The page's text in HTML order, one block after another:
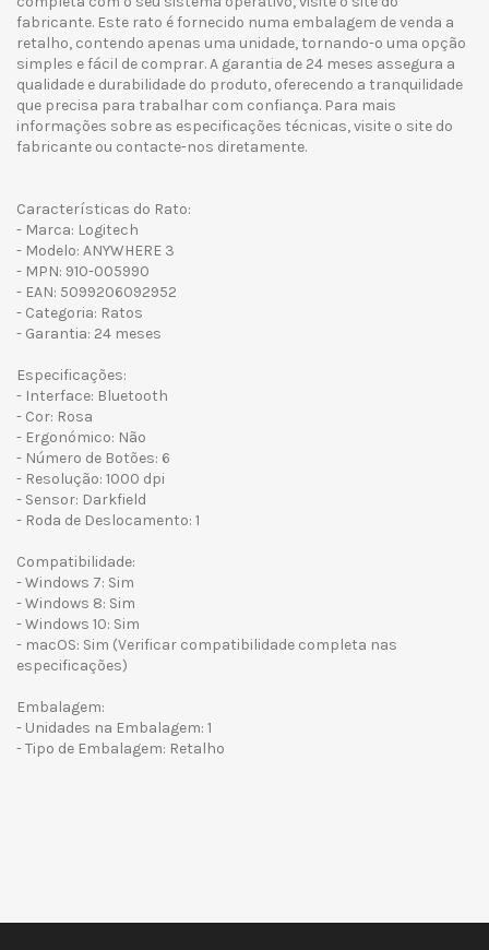
fabricante. Este rato é fornecido numa embalagem de venda a
retalho, contendo apenas uma unidade, tornando-o uma opção
simples e fácil de comprar. A garantia de 24 meses assegura a
qualidade e durabilidade do produto, oferecendo a tranquilidade
que precisa para trabalhar com confiança. Para mais
informações sobre as especificações técnicas, visite o site do
fabricante ou contacte-nos diretamente.
Características do Rato:
- Marca: Logitech
- Modelo: ANYWHERE 3
- MPN: 910-005990
- EAN: 5099206092952
- Categoria: Ratos
- Garantia: 24 meses
Especificações:
- Interface: Bluetooth
- Cor: Rosa
- Ergonómico: Não
- Número de Botões: 6
- Resolução: 1000 dpi
- Sensor: Darkfield
- Roda de Deslocamento: 1
Compatibilidade:
- Windows 7: Sim
- Windows 8: Sim
- Windows 10: Sim
- macOS: Sim (Verificar compatibilidade completa nas
especificações)
Embalagem:
- Unidades na Embalagem: 1
- Tipo de Embalagem: Retalho